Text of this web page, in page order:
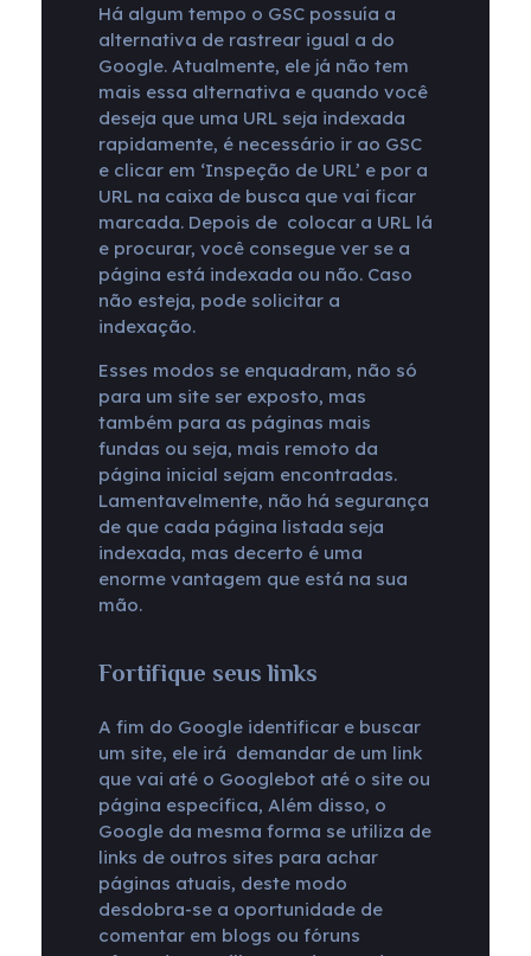
Há algum tempo o GSC possuía a
alternativa de rastrear igual a do
Google. Atualmente, ele já não tem
mais essa alternativa e quando você
deseja que uma URL seja indexada
rapidamente, é necessário ir ao GSC
e clicar em ‘Inspeção de URL’ e por a
URL na caixa de busca que vai ficar
marcada. Depois de colocar a URL lá
e procurar, você consegue ver se a
página está indexada ou não. Caso
não esteja, pode solicitar a
indexação.
Esses modos se enquadram, não só
para um site ser exposto, mas
também para as páginas mais
fundas ou seja, mais remoto da
página inicial sejam encontradas.
Lamentavelmente, não há segurança
de que cada página listada seja
indexada, mas decerto é uma
enorme vantagem que está na sua
mão.
Fortifique seus links
A fim do Google identificar e buscar
um site, ele irá demandar de um link
que vai até o Googlebot até o site ou
página específica, Além disso, o
Google da mesma forma se utiliza de
links de outros sites para achar
páginas atuais, deste modo
desdobra-se a oportunidade de
comentar em blogs ou fóruns